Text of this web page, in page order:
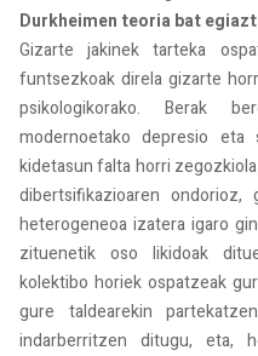
Durkheimen teoria bat
Gizarte jakinek tarteka
funtsezkoak direla gizarte
psikologikorako. Berak
modernoetako depresio
kidetasun falta horri
dibertsifikazioaren
heterogeneoa izatera igaro
zituenetik oso likidoak
kolektibo horiek ospatzeak
gure taldearekin
indarberritzen ditugu, eta,